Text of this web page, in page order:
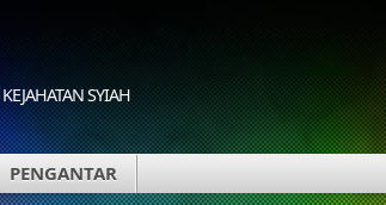
SYIAH
PENGANTAR